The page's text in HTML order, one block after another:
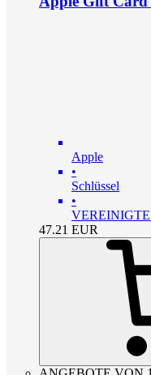
Apple
•
Schlüssel
•
47.21 EUR